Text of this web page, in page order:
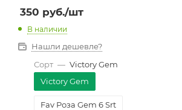
350 руб./шт
В наличии
Нашли дешевле?
Сорт — Victory Gem
Victory Gem
Fav Роза Gem 6 Srt